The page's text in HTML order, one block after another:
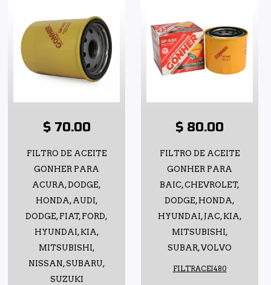
$ 70.00
FILTRO DE ACEITE
GONHER PARA
ACURA, DODGE,
HONDA, AUDI,
DODGE, FIAT, FORD,
HYUNDAI, KIA,
MITSUBISHI,
NISSAN, SUBARU,
SUZUKI
$ 80.00
FILTRO DE ACEITE
GONHER PARA
BAIC, CHEVROLET,
DODGE, HONDA,
HYUNDAI, JAC, KIA,
MITSUBISHI,
SUBAR, VOLVO
FILTRACEI480